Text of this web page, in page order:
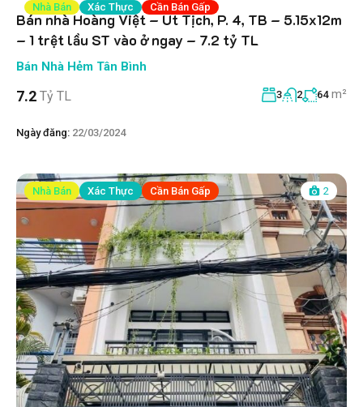
Nhà Bán Xác Thực Cần Bán Gấp
Bán nhà Hoàng Việt – Út Tịch, P. 4, TB – 5.15x12m
– 1 trệt lầu ST vào ở ngay – 7.2 tỷ TL
Bán Nhà Hẻm Tân Bình
7.2 Tỷ TL 3 2 64 m²
Ngày đăng: 22/03/2024
Nhà Bán Xác Thực Cần Bán Gấp 2